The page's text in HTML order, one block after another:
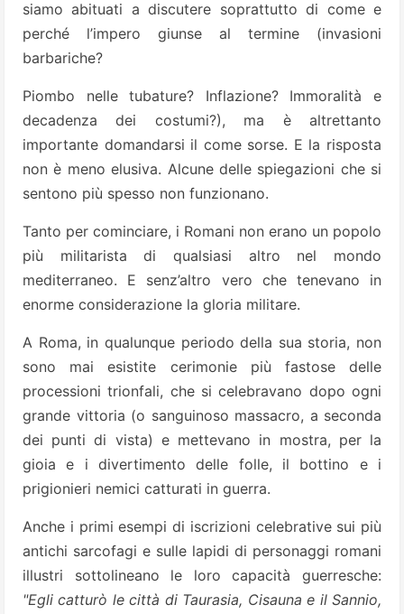
siamo abituati a discutere soprattutto di come e
perché l’impero giunse al termine (invasioni
barbariche?
Piombo nelle tubature? Inflazione? Immoralità e
decadenza dei costumi?), ma è altrettanto
importante domandarsi il come sorse. E la risposta
non è meno elusiva. Alcune delle spiegazioni che si
sentono più spesso non funzionano.
Tanto per cominciare, i Romani non erano un popolo
più militarista di qualsiasi altro nel mondo
mediterraneo. E senz’altro vero che tenevano in
enorme considerazione la gloria militare.
A Roma, in qualunque periodo della sua storia, non
sono mai esistite cerimonie più fastose delle
processioni trionfali, che si celebravano dopo ogni
grande vittoria (o sanguinoso massacro, a seconda
dei punti di vista) e mettevano in mostra, per la
gioia e i divertimento delle folle, il bottino e i
prigionieri nemici catturati in guerra.
Anche i primi esempi di iscrizioni celebrative sui più
antichi sarcofagi e sulle lapidi di personaggi romani
illustri sottolineano le loro capacità guerresche:
"Egli catturò le città di Taurasia, Cisauna e il Sannio,